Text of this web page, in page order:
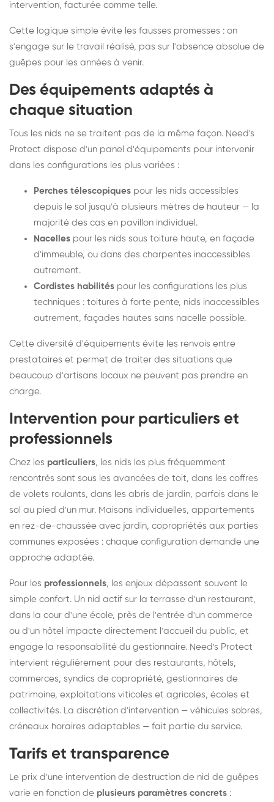
intervention, facturée comme telle.
Cette logique simple évite les fausses promesses : on
s'engage sur le travail réalisé, pas sur l'absence absolue de
guêpes pour les années à venir.
Des équipements adaptés à
chaque situation
Tous les nids ne se traitent pas de la même façon. Need's
Protect dispose d'un panel d'équipements pour intervenir
dans les configurations les plus variées :
Perches télescopiques pour les nids accessibles
depuis le sol jusqu'à plusieurs mètres de hauteur — la
majorité des cas en pavillon individuel.
Nacelles pour les nids sous toiture haute, en façade
d'immeuble, ou dans des charpentes inaccessibles
autrement.
Cordistes habilités pour les configurations les plus
techniques : toitures à forte pente, nids inaccessibles
autrement, façades hautes sans nacelle possible.
Cette diversité d'équipements évite les renvois entre
prestataires et permet de traiter des situations que
beaucoup d'artisans locaux ne peuvent pas prendre en
charge.
Intervention pour particuliers et
professionnels
Chez les particuliers, les nids les plus fréquemment
rencontrés sont sous les avancées de toit, dans les coffres
de volets roulants, dans les abris de jardin, parfois dans le
sol au pied d'un mur. Maisons individuelles, appartements
en rez-de-chaussée avec jardin, copropriétés aux parties
communes exposées : chaque configuration demande une
approche adaptée.
Pour les professionnels, les enjeux dépassent souvent le
simple confort. Un nid actif sur la terrasse d'un restaurant,
dans la cour d'une école, près de l'entrée d'un commerce
ou d'un hôtel impacte directement l'accueil du public, et
engage la responsabilité du gestionnaire. Need's Protect
intervient régulièrement pour des restaurants, hôtels,
commerces, syndics de copropriété, gestionnaires de
patrimoine, exploitations viticoles et agricoles, écoles et
collectivités. La discrétion d'intervention — véhicules sobres,
créneaux horaires adaptables — fait partie du service.
Tarifs et transparence
Le prix d'une intervention de destruction de nid de guêpes
varie en fonction de plusieurs paramètres concrets :